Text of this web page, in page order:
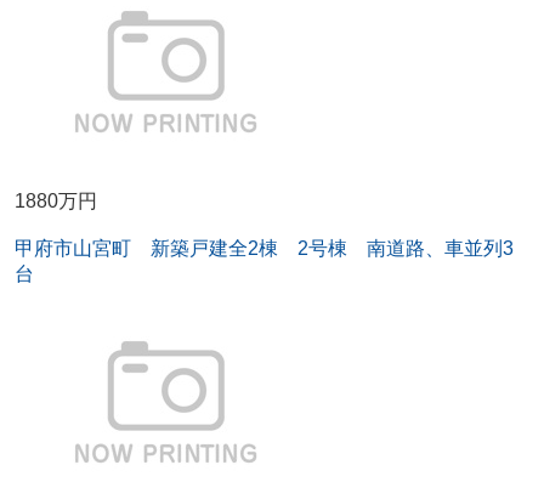
1880万円
甲府市山宮町 新築戸建全2棟 2号棟 南道路、車並列3
台